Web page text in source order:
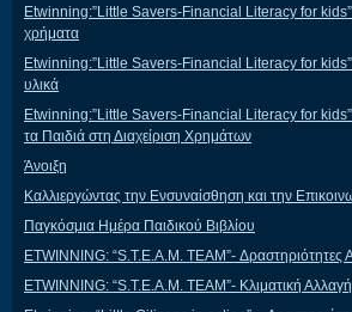
Etwinning:”Little Savers-Financial Literacy for
χρήματα
Etwinning:”Little Savers-Financial Literacy for
υλικά
Etwinning:”Little Savers-Financial Literacy for
τα Παιδιά στη Διαχείριση Χρημάτων
Άνοιξη
Καλλιεργώντας την Ενσυναίσθηση και την
Παγκόσμια Ημέρα Παιδικού Βιβλίου
ETWINNING: “S.T.E.A.M. TEAM”- Δραστηριότητες
ETWINNING: “S.T.E.A.M. TEAM”- Κλιματική Αλλαγή